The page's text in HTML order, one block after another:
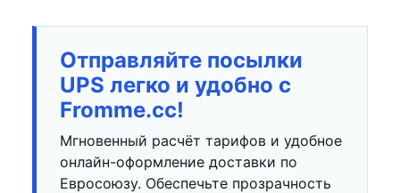
Отправляйте посылки
UPS легко и удобно с
Fromme.cc!
Мгновенный расчёт тарифов и удобное
онлайн-оформление доставки по
Евросоюзу. Обеспечьте прозрачность